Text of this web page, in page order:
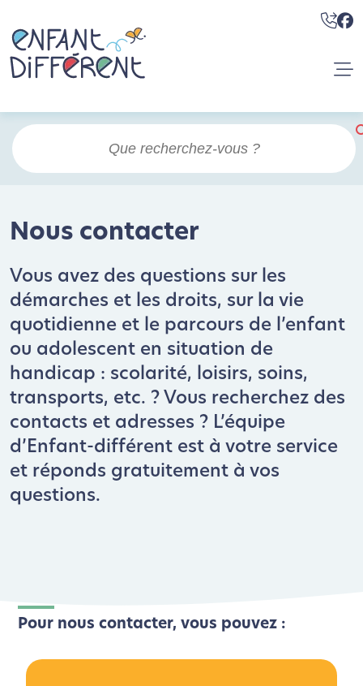
Nous contacter
Vous avez des questions sur les
démarches et les droits, sur la vie
quotidienne et le parcours de l’enfant
ou adolescent en situation de
handicap : scolarité, loisirs, soins,
transports, etc. ? Vous recherchez des
contacts et adresses ? L’équipe
d’Enfant-différent est à votre service
et réponds gratuitement à vos
questions.
Pour nous contacter, vous pouvez :